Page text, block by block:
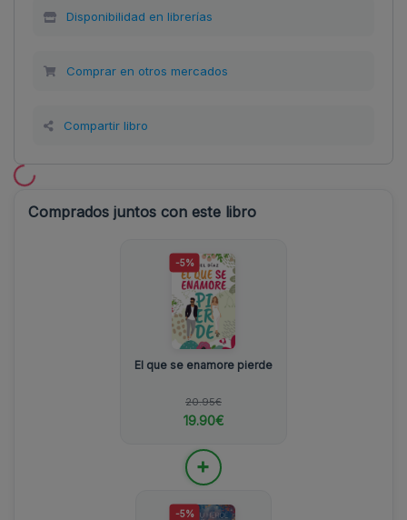
Disponibilidad en librerías
Comprar en otros mercados
Compartir libro
Comprados juntos con este libro
-5%
El que se enamore pierde
20.95€
19.90€
+
-5%